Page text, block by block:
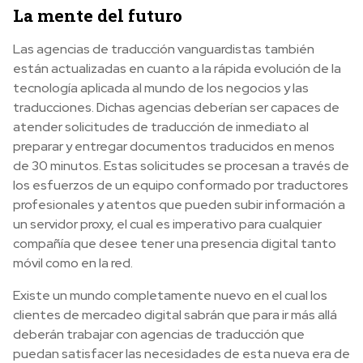
La mente del futuro
Las agencias de traducción vanguardistas también
están actualizadas en cuanto a la rápida evolución de la
tecnología aplicada al mundo de los negocios y las
traducciones. Dichas agencias deberían ser capaces de
atender solicitudes de traducción de inmediato al
preparar y entregar documentos traducidos en menos
de 30 minutos. Estas solicitudes se procesan a través de
los esfuerzos de un equipo conformado por traductores
profesionales y atentos que pueden subir información a
un servidor proxy, el cual es imperativo para cualquier
compañía que desee tener una presencia digital tanto
móvil como en la red.
Existe un mundo completamente nuevo en el cual los
clientes de mercadeo digital sabrán que para ir más allá
deberán trabajar con agencias de traducción que
puedan satisfacer las necesidades de esta nueva era de